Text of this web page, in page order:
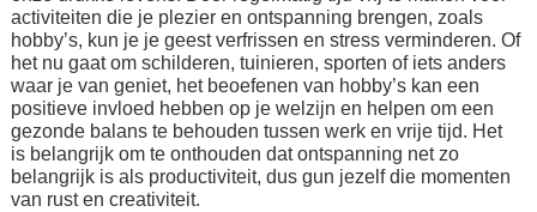
activiteiten die je plezier en ontspanning brengen, zoals
hobby’s, kun je je geest verfrissen en stress verminderen. Of
het nu gaat om schilderen, tuinieren, sporten of iets anders
waar je van geniet, het beoefenen van hobby’s kan een
positieve invloed hebben op je welzijn en helpen om een
gezonde balans te behouden tussen werk en vrije tijd. Het
is belangrijk om te onthouden dat ontspanning net zo
belangrijk is als productiviteit, dus gun jezelf die momenten
van rust en creativiteit.